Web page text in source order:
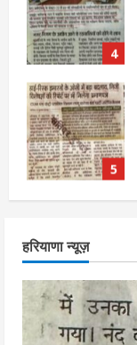
5
1
हरियाणा न्यूज़